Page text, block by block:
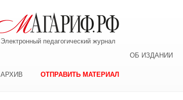
Электронный педагогический журнал
ОБ ИЗДАНИИ
АРХИВ ОТПРАВИТЬ МАТЕРИАЛ